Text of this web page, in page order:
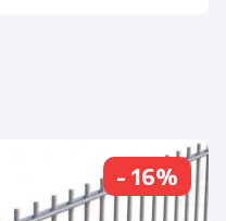
- 16%